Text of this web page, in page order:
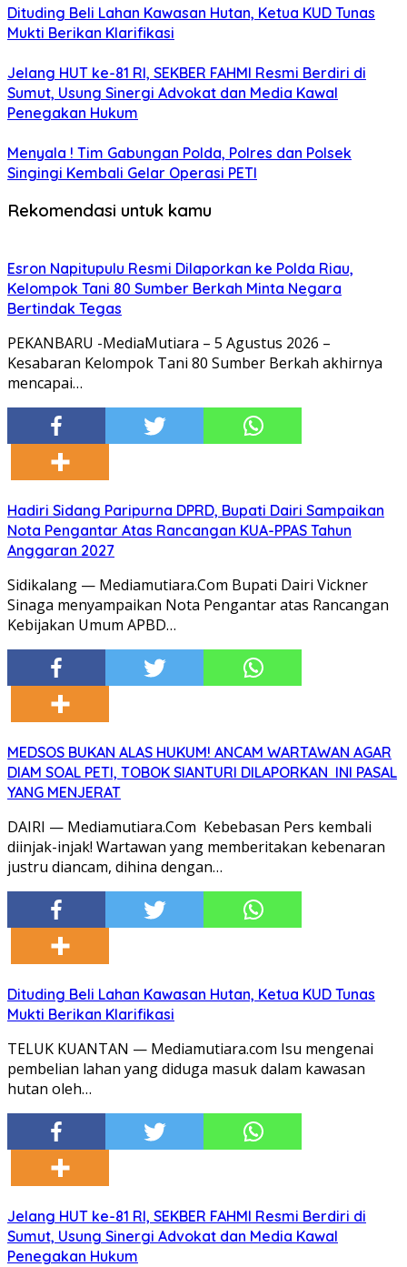
Dituding Beli Lahan Kawasan Hutan, Ketua KUD Tunas
Mukti Berikan Klarifikasi
Jelang HUT ke-81 RI, SEKBER FAHMI Resmi Berdiri di
Sumut, Usung Sinergi Advokat dan Media Kawal
Penegakan Hukum
Menyala ! Tim Gabungan Polda, Polres dan Polsek
Singingi Kembali Gelar Operasi PETI
Rekomendasi untuk kamu
Esron Napitupulu Resmi Dilaporkan ke Polda Riau,
Kelompok Tani 80 Sumber Berkah Minta Negara
Bertindak Tegas
PEKANBARU -MediaMutiara – 5 Agustus 2026 –
Kesabaran Kelompok Tani 80 Sumber Berkah akhirnya
mencapai…
Hadiri Sidang Paripurna DPRD, Bupati Dairi Sampaikan
Nota Pengantar Atas Rancangan KUA-PPAS Tahun
Anggaran 2027
Sidikalang — Mediamutiara.Com Bupati Dairi Vickner
Sinaga menyampaikan Nota Pengantar atas Rancangan
Kebijakan Umum APBD…
MEDSOS BUKAN ALAS HUKUM! ANCAM WARTAWAN AGAR
DIAM SOAL PETI, TOBOK SIANTURI DILAPORKAN INI PASAL
YANG MENJERAT
DAIRI — Mediamutiara.Com Kebebasan Pers kembali
diinjak-injak! Wartawan yang memberitakan kebenaran
justru diancam, dihina dengan…
Dituding Beli Lahan Kawasan Hutan, Ketua KUD Tunas
Mukti Berikan Klarifikasi
TELUK KUANTAN — Mediamutiara.com Isu mengenai
pembelian lahan yang diduga masuk dalam kawasan
hutan oleh…
Jelang HUT ke-81 RI, SEKBER FAHMI Resmi Berdiri di
Sumut, Usung Sinergi Advokat dan Media Kawal
Penegakan Hukum